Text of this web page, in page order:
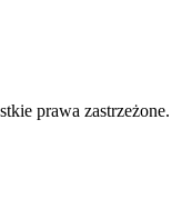
prawa zastrzeżone.